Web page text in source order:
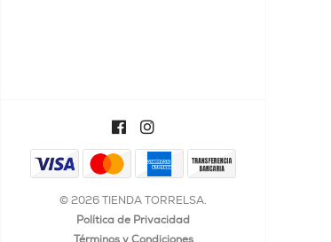
© 2026 TIENDA TORRELSA.
Política de Privacidad